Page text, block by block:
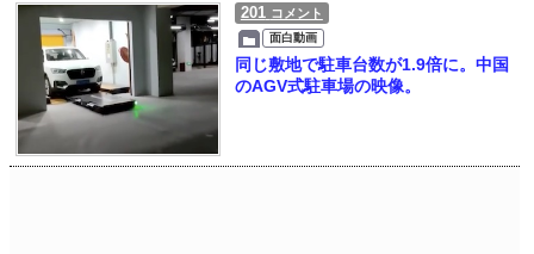
201 コメント
面白動画
同じ敷地で駐車台数が1.9倍に。中国
のAGV式駐車場の映像。